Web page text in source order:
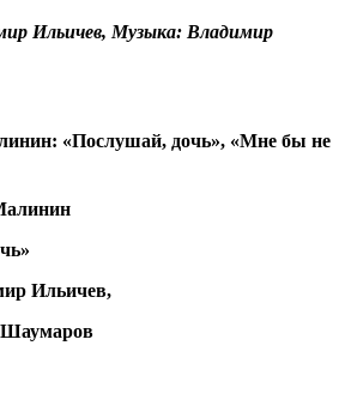
Ильичев, Музыка: Владимир
«Послушай, дочь», «Мне бы не
Ильичев,